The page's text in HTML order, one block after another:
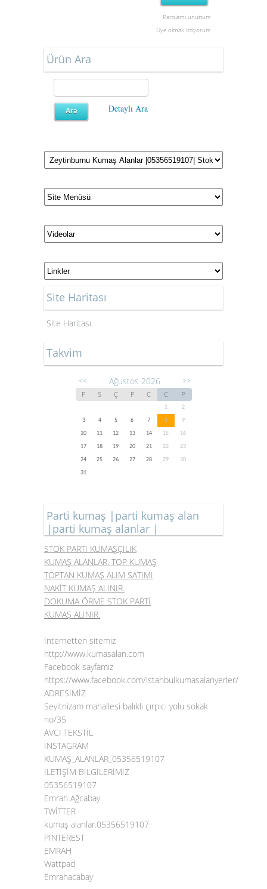
Parolamı unuttum
Üye olmak istiyorum
Ürün Ara
Detaylı Ara
Site Haritası
Site Haritası
Takvim
<< Ağustos 2026 >>
P S Ç P C C P
1
2
3
4 5 6 7 8
9
10
11 12 13 14 15
16
17
18 19 20 21 22
23
24
25 26 27 28 29
30
31
Parti kumaş |parti kumaş alan
|parti kumaş alanlar |
STOK PARTİ KUMAŞÇILIK
KUMAŞ ALANLAR. TOP KUMAŞ
TOPTAN KUMAŞ ALIM SATIMI
NAKİT KUMAŞ ALINIR.
DOKUMA ÖRME STOK PARTİ
KUMAŞ ALINIR.
İnternetten sitemiz
http://www.kumasalan.com
Facebook sayfamız
https://www.facebook.com/istanbulkumasalanyerler/
ADRESİMİZ
Seyitnizam mahallesi balıklı çırpıcı yolu sokak
no/35
AVCI TEKSTİL
İNSTAGRAM
KUMAŞ_ALANLAR_05356519107
İLETİŞİM BİLGİLERİMİZ
05356519107
Emrah Ağcabay
TWİTTER
kumaş alanlar.05356519107
PİNTEREST
EMRAH
Wattpad
Emrahacabay